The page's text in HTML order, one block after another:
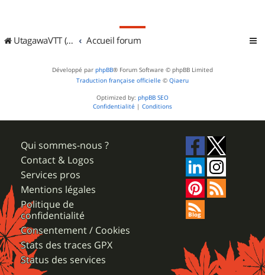
UtagawaVTT (Randos VTT et VTTAE avec traces GPS) Accueil forum
Développé par phpBB® Forum Software © phpBB Limited
Traduction française officielle © Qiaeru
Optimized by: phpBB SEO
Confidentialité | Conditions
Qui sommes-nous ?
Contact & Logos
Services pros
Mentions légales
Politique de
confidentialité
Consentement / Cookies
Stats des traces GPX
Status des services